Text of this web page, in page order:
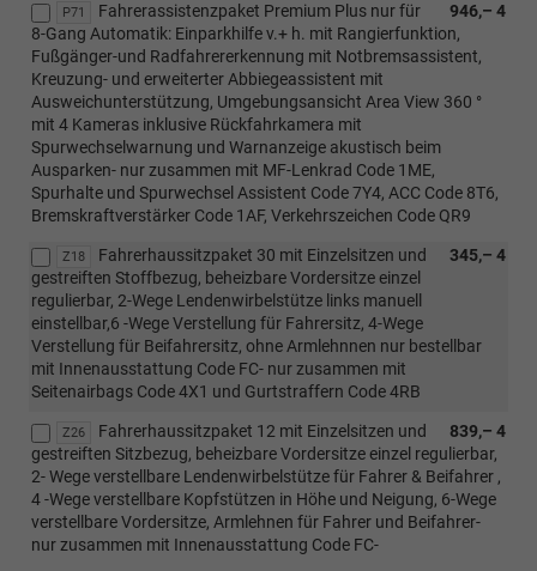
P71 946,– 4
Fahrerassistenzpaket Premium Plus nur für
8-Gang Automatik: Einparkhilfe v.+ h. mit Rangierfunktion,
Fußgänger-und Radfahrererkennung mit Notbremsassistent,
Kreuzung- und erweiterter Abbiegeassistent mit
Ausweichunterstützung, Umgebungsansicht Area View 360 °
mit 4 Kameras inklusive Rückfahrkamera mit
Spurwechselwarnung und Warnanzeige akustisch beim
Ausparken- nur zusammen mit MF-Lenkrad Code 1ME,
Spurhalte und Spurwechsel Assistent Code 7Y4, ACC Code 8T6,
Bremskraftverstärker Code 1AF, Verkehrszeichen Code QR9
Z18 345,– 4
Fahrerhaussitzpaket 30 mit Einzelsitzen und
gestreiften Stoffbezug, beheizbare Vordersitze einzel
regulierbar, 2-Wege Lendenwirbelstütze links manuell
einstellbar,6 -Wege Verstellung für Fahrersitz, 4-Wege
Verstellung für Beifahrersitz, ohne Armlehnnen nur bestellbar
mit Innenausstattung Code FC- nur zusammen mit
Seitenairbags Code 4X1 und Gurtstraffern Code 4RB
Z26 839,– 4
Fahrerhaussitzpaket 12 mit Einzelsitzen und
gestreiften Sitzbezug, beheizbare Vordersitze einzel regulierbar,
2- Wege verstellbare Lendenwirbelstütze für Fahrer & Beifahrer ,
4 -Wege verstellbare Kopfstützen in Höhe und Neigung, 6-Wege
verstellbare Vordersitze, Armlehnen für Fahrer und Beifahrer-
nur zusammen mit Innenausstattung Code FC-